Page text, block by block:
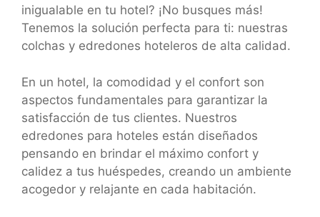
inigualable en tu hotel? ¡No busques más!
Tenemos la solución perfecta para ti: nuestras
colchas y edredones hoteleros de alta calidad.
En un hotel, la comodidad y el confort son
aspectos fundamentales para garantizar la
satisfacción de tus clientes. Nuestros
edredones para hoteles están diseñados
pensando en brindar el máximo confort y
calidez a tus huéspedes, creando un ambiente
acogedor y relajante en cada habitación.